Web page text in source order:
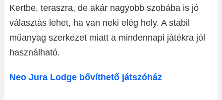
Kertbe, teraszra, de akár nagyobb szobába is jó
választás lehet, ha van neki elég hely. A stabil
műanyag szerkezet miatt a mindennapi játékra jól
használható.
Neo Jura Lodge bővíthető játszóház